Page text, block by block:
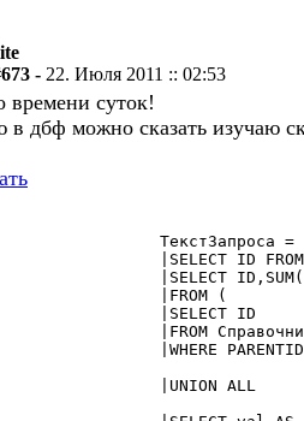
- 22. Июля 2011 :: 02:53
времени суток!
в дбф можно сказать изучаю